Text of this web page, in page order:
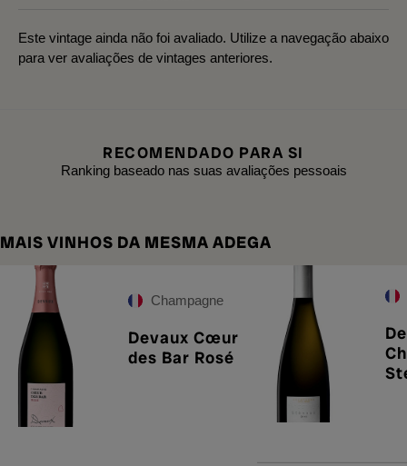
Este vintage ainda não foi avaliado. Utilize a navegação abaixo
para ver avaliações de vintages anteriores.
RECOMENDADO PARA SI
Ranking baseado nas suas avaliações pessoais
MAIS VINHOS DA MESMA ADEGA
Champagne
Devaux Cœur
des Bar Rosé